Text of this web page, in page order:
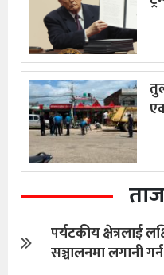
पर्यटकीय क्षेत्रलाई
सञ्चालनमा लगानी